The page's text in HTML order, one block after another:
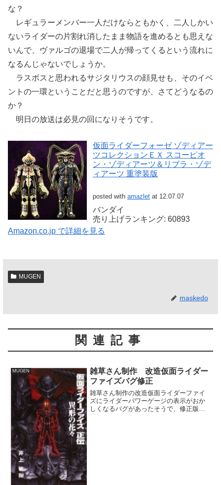
な？
レギュラーメンバー一人だけならともかく、二人しかい
ないライダーの片割れ消したまま物語を進めるとも思えな
いんで、ヴァルゴの退場で二人が帰ってくるという流れに
なるんじゃないでしょうか。
ラスボスと思われるサジタリウスの顔見せも、そのイベ
ントの一環ということだと思うのですが、さてどうなるの
か？
明日の放送は必見の回になりそうです。
仮面ライダーフォーゼ ゾディアー
ツコレクションＥＸ スコーピオ
ン・ゾディアーツ＆リブラ・ゾデ
ィアーツ 重塗装版
posted with amazlet at 12.07.07
バンダイ
売り上げランキング: 60893
Amazon.co.jp で詳細を見る
MUGEN
maskedo
関連記事
MUGEN
雑草さん制作 改造仮面ライダー
ファイズバグ修正
雑草さん制作の改造仮面ライダーファイ
ズにライダーパワーゲージの表示がおか
しくなるバグがあったそうで、修正版が